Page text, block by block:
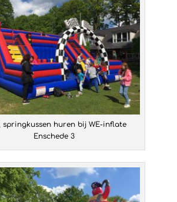
springkussen huren bij WE-inflate
Enschede 3